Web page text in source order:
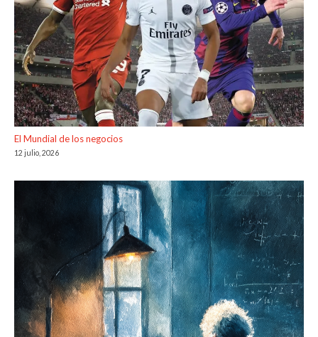
El Mundial de los negocios
12 julio, 2026